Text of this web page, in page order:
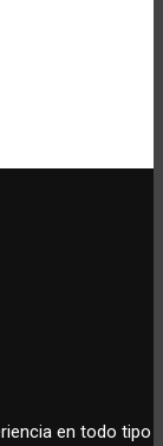
en todo tipo